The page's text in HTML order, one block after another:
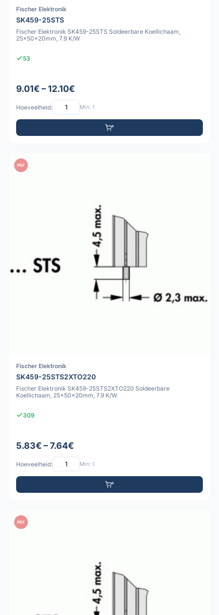
Fischer Elektronik
SK459-25STS
Fischer Elektronik SK459-25STS Soldeerbare Koellichaam,
25x50x20mm, 7.9 K/W
53
9.01€ – 12.10€
Hoeveelheid: Min: 1
PDF
Fischer Elektronik
SK459-25STS2XTO220
Fischer Elektronik SK459-25STS2XTO220 Soldeerbare
Koellichaam, 25x50x20mm, 7.9 K/W
309
5.83€ – 7.64€
Hoeveelheid: Min: 1
PDF